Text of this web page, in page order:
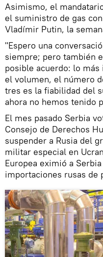
Asimismo, el
el suministro de gas
Vladímir Putin, la
"Espero una
siempre; pero también
posible acuerdo: lo
el volumen, el número
tres es la fiabilidad del
ahora no hemos tenido
El mes pasado Serbia
Consejo de Derechos
suspender a Rusia del
militar especial en
Europea eximió a
importaciones rusas de